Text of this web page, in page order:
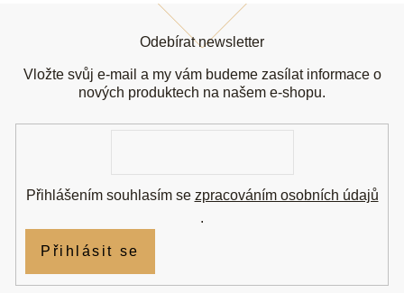
Odebírat newsletter
Vložte svůj e-mail a my vám budeme zasílat informace o
nových produktech na našem e-shopu.
Přihlášením souhlasím se zpracováním osobních údajů
.
Přihlásit se